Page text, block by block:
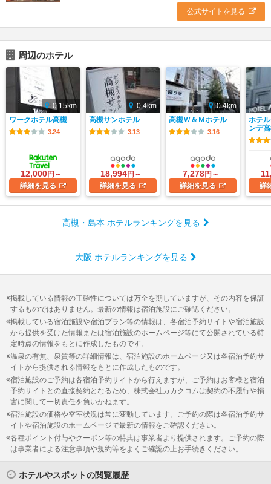
公式サイトを見る
周辺のホテル
0.15km
ワークホテル高槻
3.24
12,000円～
詳細を見る
0.4km
高槻サンホテル
3.13
18,994円～
詳細を見る
0.4km
高槻Ｗ＆Ｍホテル
3.16
7,278円～
詳細を見る
ホテ
ンデ
詳
高槻・島本 ホテルランキングを見る
大阪 ホテルランキングを見る
掲載している情報の正確性については万全を期していますが、その内容を保証
するものではありません。最新の情報は宿泊施設にご確認ください。
掲載している宿泊施設や宿泊プラン等の情報は、各宿泊予約サイトや宿泊施設
から提供を受けた情報または宿泊施設のホームページ等にて公開されている特
定時点の情報をもとに作成したものです。
温泉の有無、泉質等の詳細情報は、宿泊施設のホームページ又は各宿泊予約サ
イトから提供される情報をもとに作成したものです。
宿泊施設のご予約は各宿泊予約サイトから行えますが、ご予約はお客様と宿泊
予約サイトとの直接契約となるため、株式会社カカクコムは契約の不履行や損
害に関して一切責任を負いかねます。
宿泊施設の価格や空室状況は常に変動しています。ご予約の際は各宿泊予約サ
イトや宿泊施設のホームページで最新の情報をご確認ください。
各種ポイント付与やクーポン等の特典は事業者より提供されます。ご予約の際
は事業者による注意事項や規約等をよくご確認の上お手続きください。
ホテルやスポットの閲覧履歴